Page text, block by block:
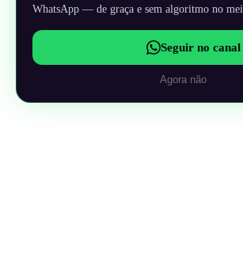
WhatsApp — de graça e sem algoritmo no
Seguir no canal
Agora não